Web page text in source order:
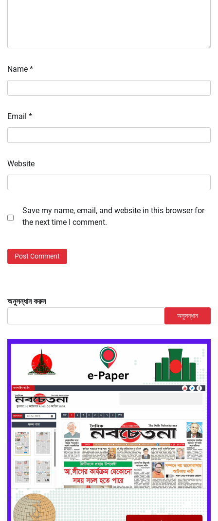
Name *
Email *
Website
Save my name, email, and website in this browser for
the next time I comment.
অনুসন্ধান করুন
অনুসন্ধান